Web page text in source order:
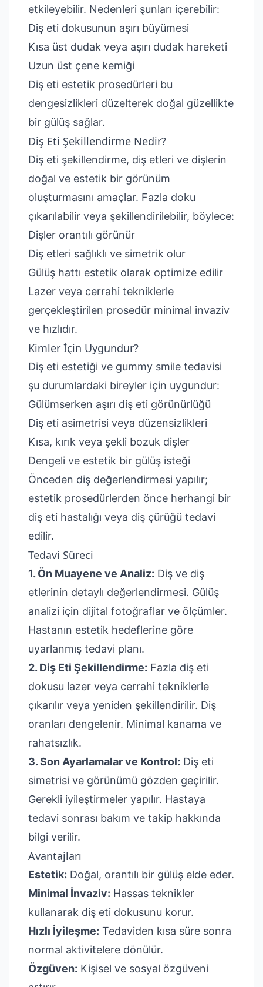
etkileyebilir. Nedenleri şunları içerebilir:
Diş eti dokusunun aşırı büyümesi
Kısa üst dudak veya aşırı dudak hareketi
Uzun üst çene kemiği
Diş eti estetik prosedürleri bu
dengesizlikleri düzelterek doğal güzellikte
bir gülüş sağlar.
Diş Eti Şekillendirme Nedir?
Diş eti şekillendirme, diş etleri ve dişlerin
doğal ve estetik bir görünüm
oluşturmasını amaçlar. Fazla doku
çıkarılabilir veya şekillendirilebilir, böylece:
Dişler orantılı görünür
Diş etleri sağlıklı ve simetrik olur
Gülüş hattı estetik olarak optimize edilir
Lazer veya cerrahi tekniklerle
gerçekleştirilen prosedür minimal invaziv
ve hızlıdır.
Kimler İçin Uygundur?
Diş eti estetiği ve gummy smile tedavisi
şu durumlardaki bireyler için uygundur:
Gülümserken aşırı diş eti görünürlüğü
Diş eti asimetrisi veya düzensizlikleri
Kısa, kırık veya şekli bozuk dişler
Dengeli ve estetik bir gülüş isteği
Önceden diş değerlendirmesi yapılır;
estetik prosedürlerden önce herhangi bir
diş eti hastalığı veya diş çürüğü tedavi
edilir.
Tedavi Süreci
1. Ön Muayene ve Analiz: Diş ve diş
etlerinin detaylı değerlendirmesi. Gülüş
analizi için dijital fotoğraflar ve ölçümler.
Hastanın estetik hedeflerine göre
uyarlanmış tedavi planı.
2. Diş Eti Şekillendirme: Fazla diş eti
dokusu lazer veya cerrahi tekniklerle
çıkarılır veya yeniden şekillendirilir. Diş
oranları dengelenir. Minimal kanama ve
rahatsızlık.
3. Son Ayarlamalar ve Kontrol: Diş eti
simetrisi ve görünümü gözden geçirilir.
Gerekli iyileştirmeler yapılır. Hastaya
tedavi sonrası bakım ve takip hakkında
bilgi verilir.
Avantajları
Estetik: Doğal, orantılı bir gülüş elde eder.
Minimal İnvaziv: Hassas teknikler
kullanarak diş eti dokusunu korur.
Hızlı İyileşme: Tedaviden kısa süre sonra
normal aktivitelere dönülür.
Özgüven: Kişisel ve sosyal özgüveni